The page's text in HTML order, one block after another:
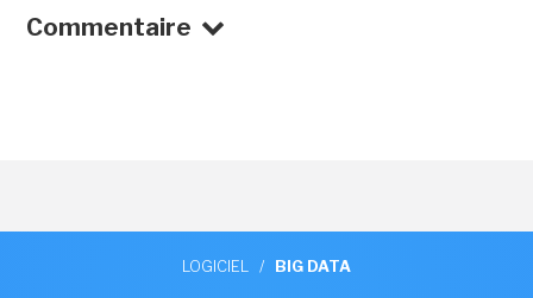
Commentaire
LOGICIEL / BIG DATA